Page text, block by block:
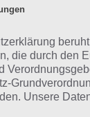
hier auf
die durch den
Unsere